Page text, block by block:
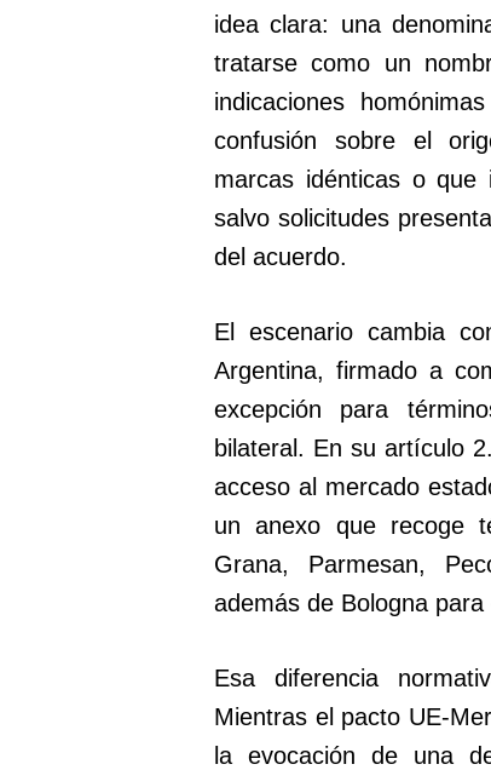
idea clara: una
tratarse como un
indicaciones
confusión sobre el
marcas idénticas o que
salvo solicitudes
del acuerdo.
El escenario cambia
Argentina, firmado a
excepción para
bilateral. En su artículo
acceso al mercado
un anexo que recoge
Grana, Parmesan,
además de Bologna para
Esa diferencia
Mientras el pacto UE-
la evocación de una